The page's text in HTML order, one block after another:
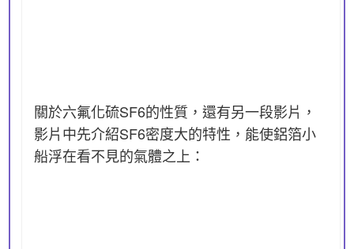
關於六氟化硫SF6的性質，還有另一段影片，
影片中先介紹SF6密度大的特性，能使鋁箔小
船浮在看不見的氣體之上：